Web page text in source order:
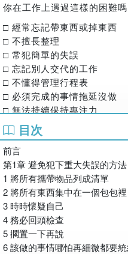
●「過度容易陷入低潮」⋯⋯
多數人看似只要稍加努力就
卻格外艱難。因此，坊間許
於他們。因此，本書由身為
單可模仿、能持續在工作中
（Life‑hack）。
其實，許多發展障礙者同時
如強大的專注力或記憶力。
就。
讓發展障礙者能夠：與周圍
積壓力，並有效產出成果──
於是就認為「沒有自己做得
活動，卻在一連串機緣巧合
麥克風前專心說話的旁白工
合她的職業。出於絕不想再
展障礙，也開創許多避免重
後二十二年來，除了產假之外
現在，她擔任許多全日本網
發展障礙當事人的身分，積
動，以增進社會對於發展障
「混亂的我」閃耀最佳光芒
譯者簡介
李友君
日文專職譯者，期盼能夠藉
學問的奧妙之處。
你在工作上遇過這樣的困難嗎
□ 經常忘記帶東西或掉東西
□ 不擅長整理
□ 常犯簡單的失誤
□ 忘記別人交代的工作
□ 不懂得管理行程表
□ 必須完成的事情拖延沒做
□ 無法持續保持專注力
□ 對感興趣的事情過度投入
□ 總是反覆糾結自己無能為
□ 經常遲到
□ 無法理解含糊的指示
□ 早上沒辦法順利起床
□ 一有想法就衝動地付諸行動
□ 無法同時處理好幾件事情
□ 與許多人接觸後會過度疲憊
□ 經常惹怒上司或同事
□ 有時別人會覺得我這個人
目次
前言
第1章 避免犯下重大失誤的方法
1 將所有攜帶物品列成清單
2 將所有東西集中在一個包包裡
3 時時懷疑自己
4 務必回頭檢查
5 擱置一下再說
6 該做的事情哪怕再細微都要